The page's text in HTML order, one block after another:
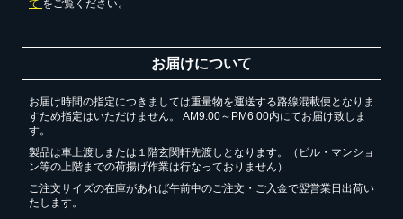
て をご覧ください。
お届けについて
お届け時間の指定につきましては重量物を運送する路線混載便となりま
すため指定はいただけません。 AM9:00～PM6:00内にてお届け致しま
す。
製品は車上渡しまたは１階玄関軒先渡しとなります。（ビル・マンショ
ン等の上階までの荷揚げ作業は行なっておりません）
ご注文サイズの在庫があれば午前中のご注文・ご入金で翌営業日出荷い
たします。